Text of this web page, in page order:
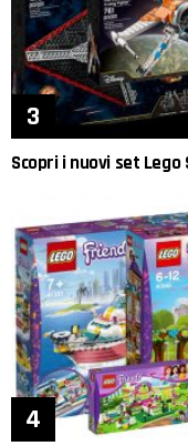
Scopri i nuovi set